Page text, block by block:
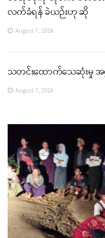
လက်ခံရန် ခဲယဉ်းဟု ဆို
August 7, 2026
သတင်းထောက်သေဆုံးမှု အစ္
August 7, 2026